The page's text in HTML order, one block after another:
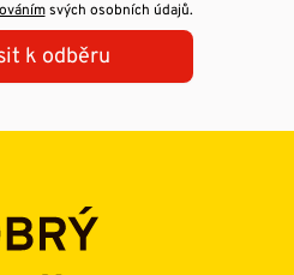
svých osobních údajů.
k odběru